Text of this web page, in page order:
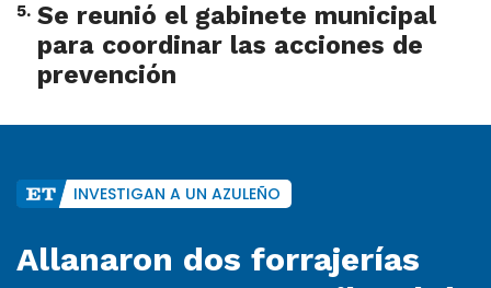
5. Se reunió el gabinete municipal
para coordinar las acciones de
prevención
INVESTIGAN A UN AZULEÑO
Allanaron dos forrajerías